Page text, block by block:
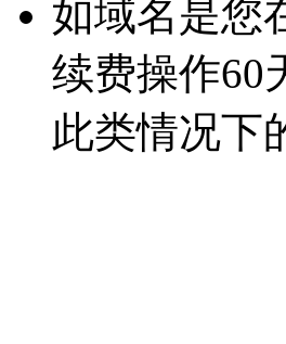
如域名是您
续费操作60
此类情况下